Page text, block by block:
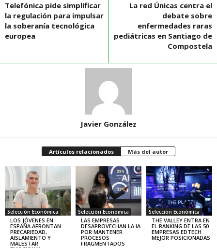
Telefónica pide simplificar
la regulación para impulsar
la soberanía tecnológica
europea
La red Únicas centra el
debate sobre
enfermedades raras
pediátricas en Santiago de
Compostela
Javier González
Artículos relacionados Más del autor
Selección Económica
LOS JÓVENES EN
ESPAÑA AFRONTAN
PRECARIEDAD,
AISLAMIENTO Y
MALESTAR
Selección Económica
LAS EMPRESAS
DESAPROVECHAN LA IA
POR MANTENER
PROCESOS
FRAGMENTADOS
Selección Económica
THE VALLEY ENTRA EN
EL RANKING DE LAS 50
EMPRESAS EDTECH
MEJOR POSICIONADAS